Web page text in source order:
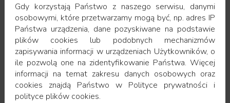
USUWANIE ZMARSZCZEK
Gdy korzystają Państwo z naszego serwisu, danymi
osobowymi, które przetwarzamy mogą być, np. adres IP
Państwa urządzenia, dane pozyskiwane na podstawie
plików cookies lub podobnych mechanizmów
zapisywania informacji w urządzeniach Użytkowników, o
ile pozwolą one na zidentyfikowanie Państwa. Więcej
informacji na temat zakresu danych osobowych oraz
cookies znajdą Państwo w Polityce prywatności i
polityce plików cookies.